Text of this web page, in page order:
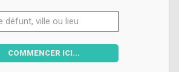
COMMENCER ICI...